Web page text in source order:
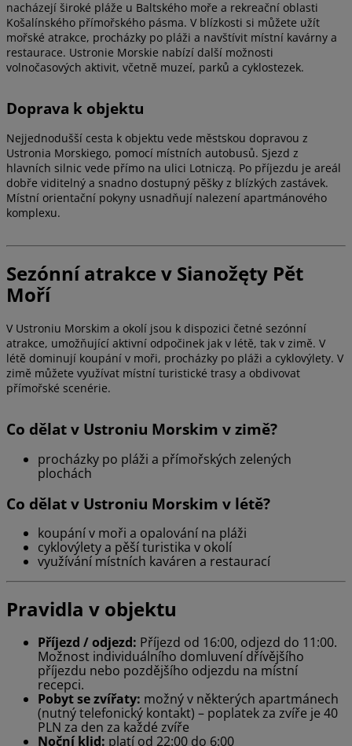
nacházejí široké pláže u Baltského moře a rekreační oblasti
Košalínského přímořského pásma. V blízkosti si můžete užít
mořské atrakce, procházky po pláži a navštívit místní kavárny a
restaurace. Ustronie Morskie nabízí další možnosti
volnočasových aktivit, včetně muzeí, parků a cyklostezek.
Doprava k objektu
Nejjednodušší cesta k objektu vede městskou dopravou z
Ustronia Morskiego, pomocí místních autobusů. Sjezd z
hlavních silnic vede přímo na ulici Lotniczą. Po příjezdu je areál
dobře viditelný a snadno dostupný pěšky z blízkých zastávek.
Místní orientační pokyny usnadňují nalezení apartmánového
komplexu.
Sezónní atrakce v Sianožęty Pět
Moří
V Ustroniu Morskim a okolí jsou k dispozici četné sezónní
atrakce, umožňující aktivní odpočinek jak v létě, tak v zimě. V
létě dominují koupání v moři, procházky po pláži a cyklovýlety. V
zimě můžete využívat místní turistické trasy a obdivovat
přímořské scenérie.
Co dělat v Ustroniu Morskim v zimě?
procházky po pláži a přímořských zelených
plochách
Co dělat v Ustroniu Morskim v létě?
koupání v moři a opalování na pláži
cyklovýlety a pěší turistika v okolí
využívání místních kaváren a restaurací
Pravidla v objektu
Příjezd / odjezd: Příjezd od 16:00, odjezd do 11:00.
Možnost individuálního domluvení dřívějšího
příjezdu nebo pozdějšího odjezdu na místní
recepci.
Pobyt se zvířaty: možný v některých apartmánech
(nutný telefonický kontakt) – poplatek za zvíře je 40
PLN za den za každé zvíře
Noční klid: platí od 22:00 do 6:00